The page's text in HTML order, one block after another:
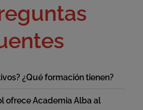
¿Qué formación tienen?
ofrece Academia Alba al